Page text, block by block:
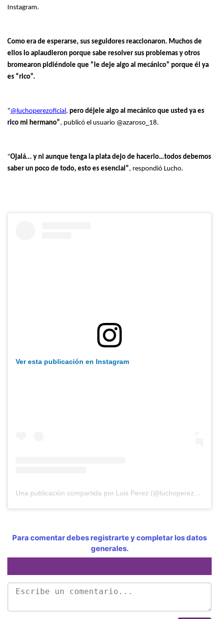
Instagram.
Como era de esperarse, sus seguidores reaccionaron. Muchos de
ellos lo aplaudieron porque sabe resolver sus problemas y otros
bromearon pidiéndole que “le deje algo al mecánico” porque él ya
es “rico”.
“@luchoperezoficial , pero déjele algo al mecánico que usted ya es
rico mi hermano”, publicó el usuario @azaroso_18.
“Ojalá... y ni aunque tenga la plata dejo de hacerlo…todos debemos
saber un poco de todo, esto es esencial”, respondió Lucho.
Ver esta publicación en Instagram
Una publicación compartida por Luis Perez (@luchoperezoficial)
Para comentar debes registrarte y completar los datos
generales.